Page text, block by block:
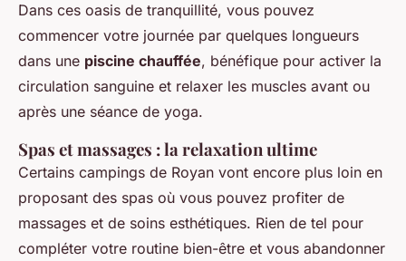
Dans ces oasis de tranquillité, vous pouvez
commencer votre journée par quelques longueurs
dans une piscine chauffée, bénéfique pour activer la
circulation sanguine et relaxer les muscles avant ou
après une séance de yoga.
Spas et massages : la relaxation ultime
Certains campings de Royan vont encore plus loin en
proposant des spas où vous pouvez profiter de
massages et de soins esthétiques. Rien de tel pour
compléter votre routine bien-être et vous abandonner